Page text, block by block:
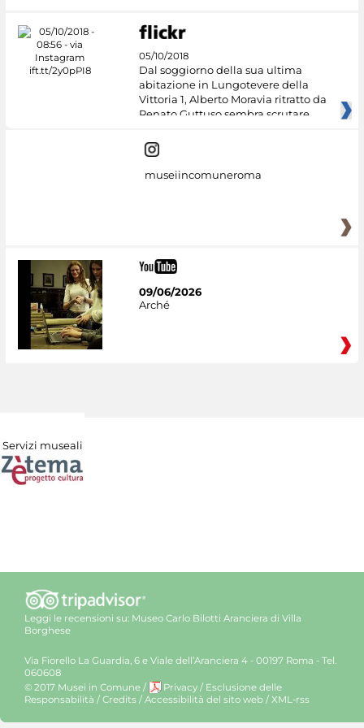
05/10/2018
Dal soggiorno della sua ultima
abitazione in Lungotevere della
Vittoria 1, Alberto Moravia ritratto da
Renato Guttuso sembra scrutare
museiincomuneroma
09/06/2026
Arché
Servizi museali
Leggi le recensioni su: Museo Carlo Bilotti Aranciera di Villa
Borghese
Via Fiorello La Guardia, 6 e Viale dell’Aranciera 4 - 00197 Roma - Tel.
060608
© 2017 Musei in Comune / Privacy / Esclusione delle
Responsabilità / Credits / Accessibilità del sito web / XML-rss